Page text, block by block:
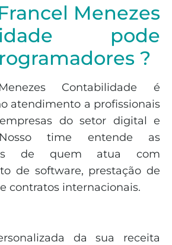
Menezes
pode
?
Contabilidade é
atendimento a profissionais
do setor digital e
time entende as
de quem atua com
de software, prestação de
contratos internacionais.
da sua receita